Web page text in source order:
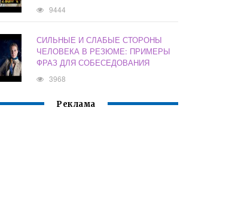
9444
СИЛЬНЫЕ И СЛАБЫЕ СТОРОНЫ
ЧЕЛОВЕКА В РЕЗЮМЕ: ПРИМЕРЫ
ФРАЗ ДЛЯ СОБЕСЕДОВАНИЯ
3968
Реклама